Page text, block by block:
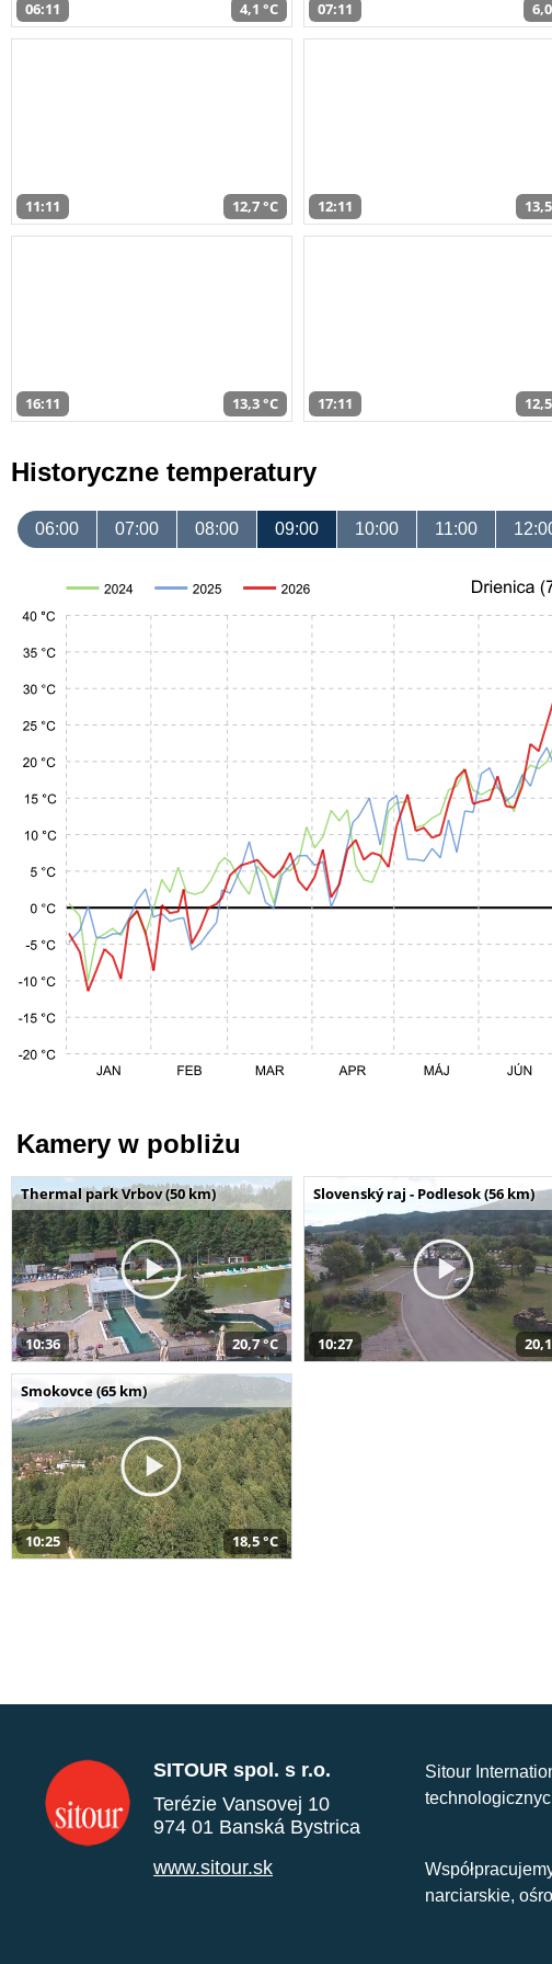
06:11 4,1 °C 07:11
11:11 12,7 °C 12:11
16:11 13,3 °C 17:11
Historyczne temperatury
06:00 07:00 08:00 09:00 10:00 11:00
Kamery w pobliżu
Thermal park Vrbov (50 km)
10:36 20,7 °C
Slovenský raj - Podlesok (56 km)
10:27
Smokovce (65 km)
10:25 18,5 °C
SITOUR spol. s r.o.
Terézie Vansovej 10
974 01 Banská Bystrica
www.sitour.sk
Sitour
narciarskie,